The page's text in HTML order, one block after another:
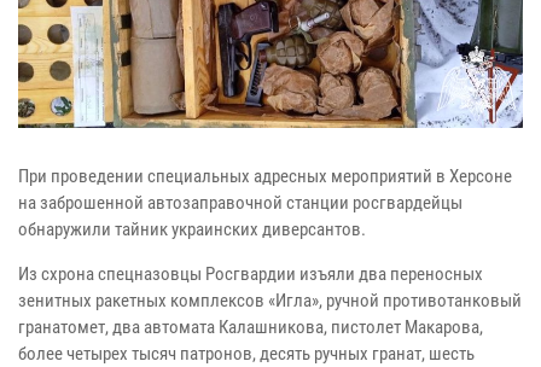
При проведении специальных адресных мероприятий в Херсоне
на заброшенной автозаправочной станции росгвардейцы
обнаружили тайник украинских диверсантов.
Из схрона спецназовцы Росгвардии изъяли два переносных
зенитных ракетных комплексов «Игла», ручной противотанковый
гранатомет, два автомата Калашникова, пистолет Макарова,
более четырех тысяч патронов, десять ручных гранат, шесть